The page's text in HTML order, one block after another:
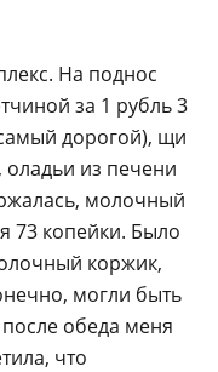
На поднос
за 1 рубль 3
дорогой), щи
оладьи из печени
молочный
73 копейки. Было
коржик,
могли быть
обеда меня
что